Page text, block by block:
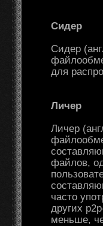
Сидер
Сидер
для
Личер
Личер
файлов,
часто
других
меньше,